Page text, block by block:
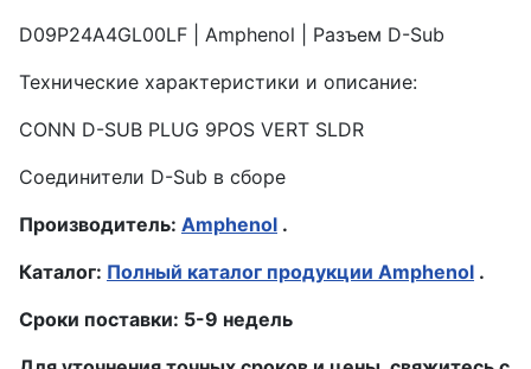
D09P24A4GL00LF | Amphenol | Разъем D-Sub
Технические характеристики и описание:
CONN D-SUB PLUG 9POS VERT SLDR
Соединители D-Sub в сборе
Производитель: Amphenol .
Каталог: Полный каталог продукции Amphenol .
Сроки поставки: 5-9 недель